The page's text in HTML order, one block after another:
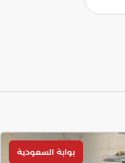
بوابة السعودية